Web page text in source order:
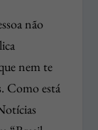
não
nem te
Como está